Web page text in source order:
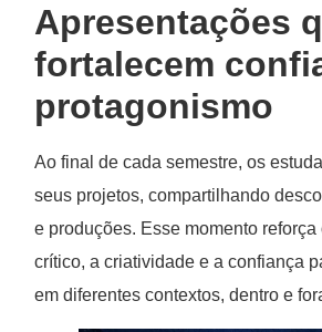
Apresentações
fortalecem
protagonismo
Ao final de cada semestre, os
seus projetos, compartilhando
e produções. Esse momento
crítico, a criatividade e a confiança
em diferentes contextos, dentro e